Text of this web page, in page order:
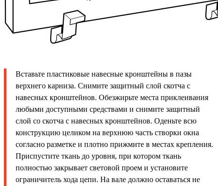
Вставьте пластиковые навесные кронштейны в пазы
верхнего карниза. Снимите защитный слой скотча с
навесных кронштейнов. Обезжирьте места приклеивания
любыми доступными средствами и снимите защитный
слой со скотча с навесных кронштейнов. Оденьте всю
конструкцию целиком на верхнюю часть створки окна
согласно разметке и плотно прижмите в местах крепления.
Приспустите ткань до уровня, при котором ткань
полностью закрывает световой проем и установите
ограничитель хода цепи. На вале должно оставаться не